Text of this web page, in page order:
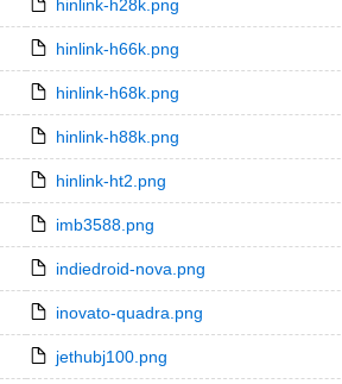
hinlink-h28k.png
hinlink-h66k.png
hinlink-h68k.png
hinlink-h88k.png
hinlink-ht2.png
imb3588.png
indiedroid-nova.png
inovato-quadra.png
jethubj100.png